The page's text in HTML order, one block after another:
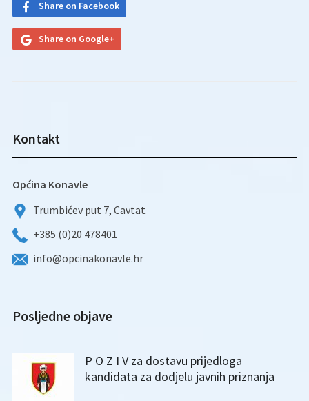
Share on Facebook
Share on Google+
Kontakt
Općina Konavle
Trumbićev put 7, Cavtat
+385 (0)20 478401
info@opcinakonavle.hr
Posljedne objave
P O Z I V za dostavu prijedloga
kandidata za dodjelu javnih priznanja